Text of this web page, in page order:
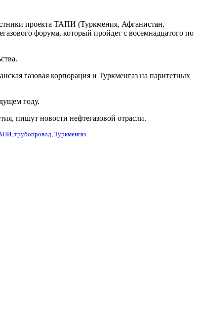
проекта ТАПИ (Туркмения, Афганистан,
форума, который пройдет с восемнадцатого по
газовая корпорация и Туркменгаз на паритетных
году.
пишут новости нефтегазовой отрасли.
, трубопровод, Туркменгаз